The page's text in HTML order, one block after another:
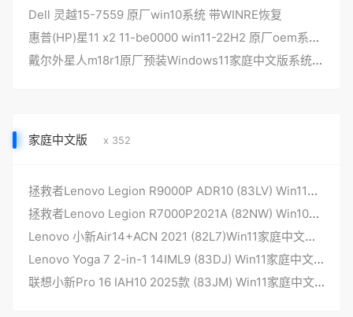
Dell 灵越15-7559 原厂win10系统 带WINRE恢复
惠普(HP)星11 x2 11-be0000 win11-22H2 原厂oem系统，带机型专用驱动和一键还原功能
戴尔外星人m18r1原厂预装Windows11家庭中文版系统，不带F12 Support Assist OS Recovery功能
家庭中文版 x 352
拯救者Lenovo Legion R9000P ADR10 (83LV) Win11家庭中文版 原厂系统
拯救者Lenovo Legion R7000P2021A (82NW) Win10家庭中文版 原厂系统
Lenovo 小新Air14+ACN 2021 (82L7)Win11家庭中文版 原厂系统
Lenovo Yoga 7 2-in-1 14IML9 (83DJ) Win11家庭中文版 原厂系统
联想小新Pro 16 IAH10 2025款 (83JM) Win11家庭中文版 原厂系统